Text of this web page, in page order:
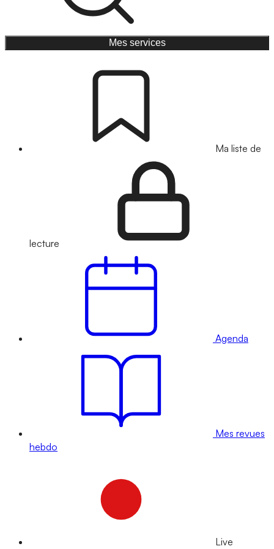
Mes services
Ma liste de
lecture
Agenda
Mes revues
hebdo
Live